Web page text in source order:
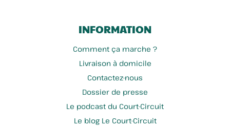
INFORMATION
Comment ça marche ?
Livraison à domicile
Contactez-nous
Dossier de presse
Le podcast du Court-Circuit
Le blog Le Court-Circuit